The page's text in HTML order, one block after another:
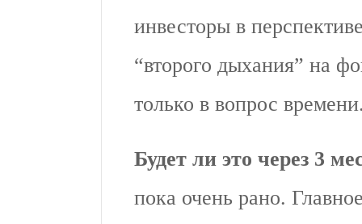
инвесторы в
“второго дыхания” на
только в вопрос
Будет ли это через 3
пока очень рано.